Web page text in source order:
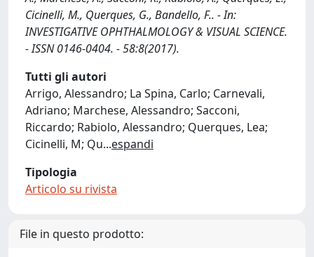
Cicinelli, M., Querques, G., Bandello, F.. - In:
INVESTIGATIVE OPHTHALMOLOGY & VISUAL SCIENCE.
- ISSN 0146-0404. - 58:8(2017).
Tutti gli autori
Arrigo, Alessandro; La Spina, Carlo; Carnevali,
Adriano; Marchese, Alessandro; Sacconi,
Riccardo; Rabiolo, Alessandro; Querques, Lea;
Cicinelli, M; Qu...espandi
Tipologia
Articolo su rivista
File in questo prodotto: